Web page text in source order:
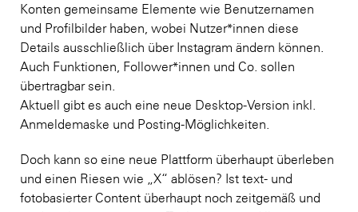
Konten gemeinsame Elemente wie Benutzernamen
und Profilbilder haben, wobei Nutzer*innen diese
Details ausschließlich über Instagram ändern können.
Auch Funktionen, Follower*innen und Co. sollen
übertragbar sein.
Aktuell gibt es auch eine neue Desktop-Version inkl.
Anmeldemaske und Posting-Möglichkeiten.
Doch kann so eine neue Plattform überhaupt überleben
und einen Riesen wie „X“ ablösen? Ist text- und
fotobasierter Content überhaupt noch zeitgemäß und